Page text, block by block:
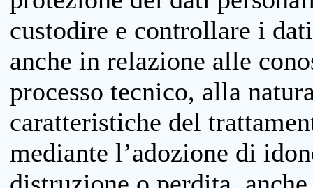
custodire e controllare i
anche in relazione alle
processo tecnico, alla
caratteristiche del
mediante l’adozione di